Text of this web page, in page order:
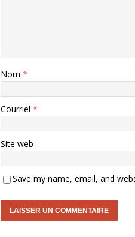
Nom *
Courriel *
Site web
Save my name, email, and